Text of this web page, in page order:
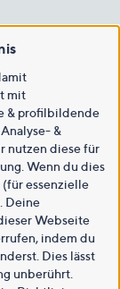
mit
& profilbildende
&
nutzen diese für
Wenn du dies
(für essenzielle
Deine
Webseite
indem du
Dies lässt
unberührt.